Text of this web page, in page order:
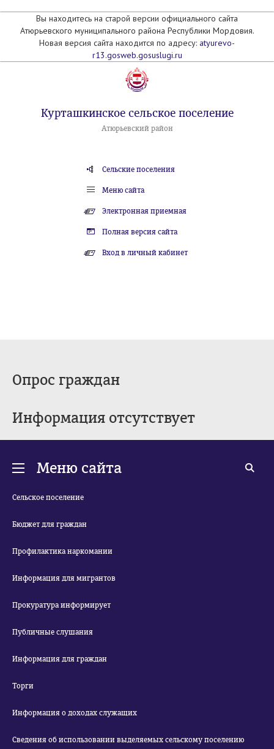
Вы находитесь на старой версии официального сайта
Атюрьевского муниципального района Республики Мордовия.
Новая версия сайта находится по адресу: atyurevo-
r13.gosweb.gosuslugi.ru
Курташкинское сельское поселение
Атюрьевский район
Сельские поселения
Меню сайта
Электронная приемная
Полная версия сайта
Вход в личный кабинет
Опрос граждан
Информация отсутствует
Меню сайта
Сельское поселение
Бюджет для граждан
Профилактика наркомании
Информация для мигрантов
Прокуратура информирует
Публичные слушания
Информация для граждан
Торги
Информация о доходах служащих
Сведения об использовании выделяемых сельскому поселению